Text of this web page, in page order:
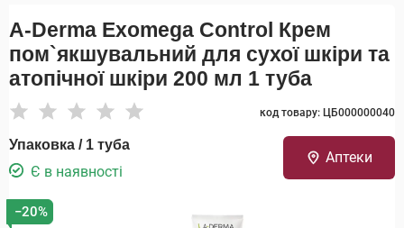
A-Derma Exomega Control Крем
пом`якшувальний для сухої шкіри та
атопічної шкіри 200 мл 1 туба
код товару: ЦБ000000040
Упаковка / 1 туба
Є в наявності
Аптеки
−20%